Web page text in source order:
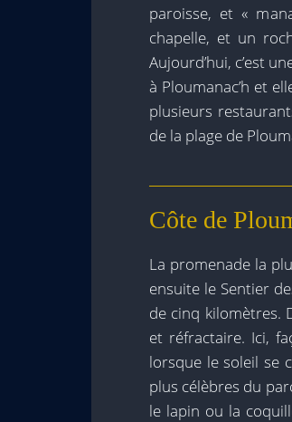
paroisse, et «
chapelle, et un
Aujourd’hui, c’est
à Ploumanac’h et
plusieurs
de la plage de
Côte de
La promenade la
ensuite le Sentier
de cinq kilomètres.
et réfractaire. Ici,
lorsque le soleil se
plus célèbres du
le lapin ou la